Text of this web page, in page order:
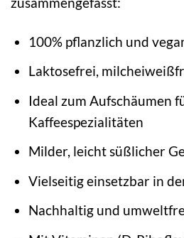
100% pflanzlich und
Laktosefrei,
Ideal zum Aufschäumen
Kaffeespezialitäten
Milder, leicht süßlicher
Vielseitig einsetzbar in
Nachhaltig und